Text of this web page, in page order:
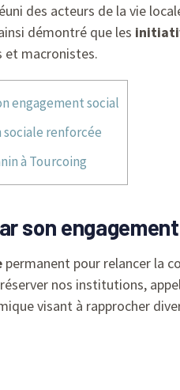
des acteurs de la vie
démontré que les
et macronistes.
engagement social
renforcée
à Tourcoing
son
permanent pour relancer la
nos institutions,
visant à rapprocher